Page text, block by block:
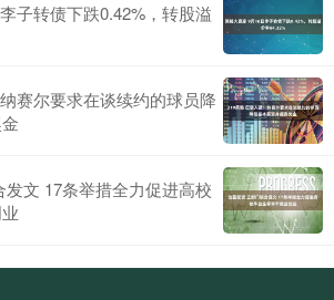
子转债下跌0.42%，转股溢
赛尔要求在谈续约的球员降
文 17条举措全力促进高校